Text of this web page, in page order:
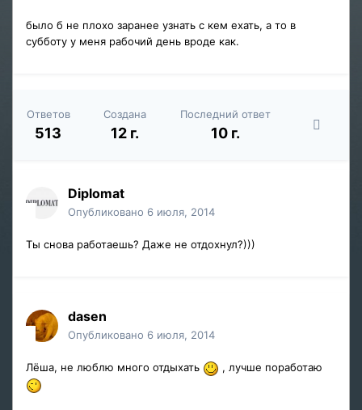
было б не плохо заранее узнать с кем ехать, а то в
субботу у меня рабочий день вроде как.
Ответов
513
Создана
12 г.
Последний ответ
10 г.
Diplomat
Опубликовано 6 июля, 2014
Ты снова работаешь? Даже не отдохнул?)))
dasen
Опубликовано 6 июля, 2014
Лёша, не люблю много отдыхать , лучше поработаю